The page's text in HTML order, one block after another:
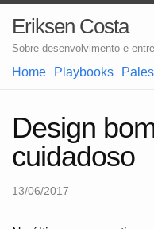
Eriksen Costa
Sobre desenvolvimento e
Home Playbooks
Design
cuidadoso
13/06/2017